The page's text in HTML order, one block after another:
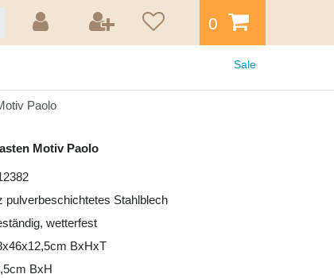
0
Sale
Paolo
Motiv Paolo
pulverbeschichtetes Stahlblech
wetterfest
BxHxT
BxH